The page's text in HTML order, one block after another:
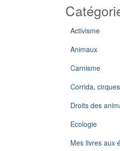
Activisme
Animaux
Carnisme
Corrida,
Droits des
Ecologie
Mes livres aux